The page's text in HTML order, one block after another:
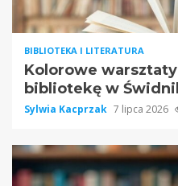
BIBLIOTEKA I LITERATURA
Kolorowe
bibliotekę w
Sylwia Kacprzak 7 lipca 2026